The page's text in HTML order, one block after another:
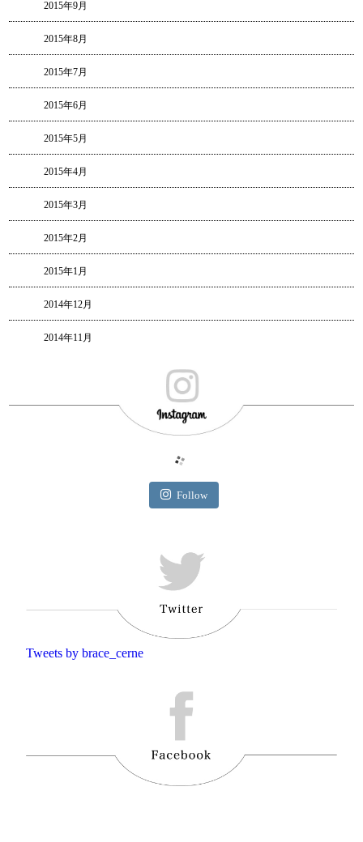
2015年9月
2015年8月
2015年7月
2015年6月
2015年5月
2015年4月
2015年3月
2015年2月
2015年1月
2014年12月
2014年11月
Follow
Tweets by brace_cerne